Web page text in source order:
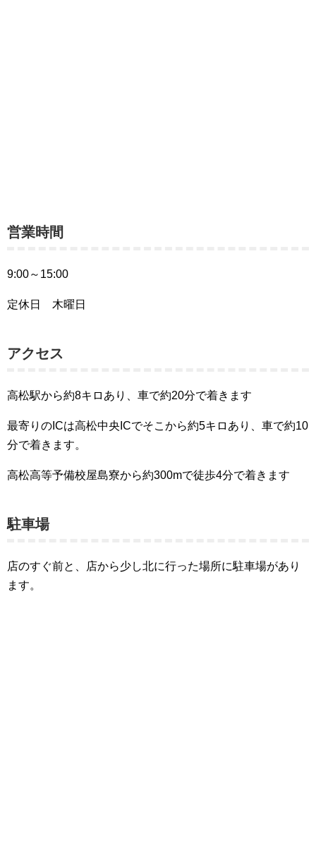
営業時間
9:00～15:00
定休日 木曜日
アクセス
高松駅から約8キロあり、車で約20分で着きます
最寄りのICは高松中央ICでそこから約5キロあり、車で約10
分で着きます。
高松高等予備校屋島寮から約300mで徒歩4分で着きます
駐車場
店のすぐ前と、店から少し北に行った場所に駐車場があり
ます。